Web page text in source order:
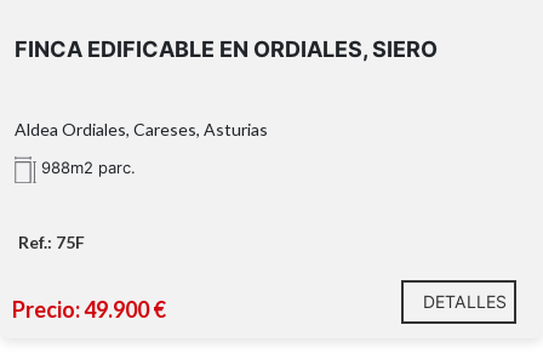
FINCA EDIFICABLE EN ORDIALES, SIERO
Aldea Ordiales, Careses, Asturias
988m2 parc.
Ref.: 75F
Precio: 49.900 € DETALLES